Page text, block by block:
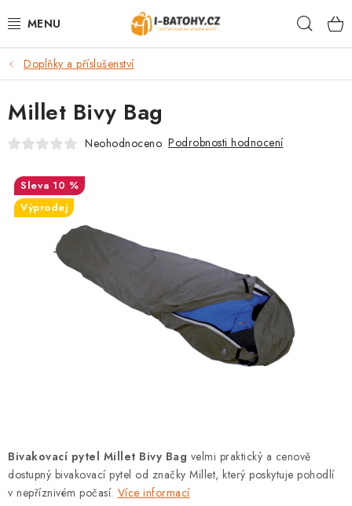
na
VÝPRODEJ %
BATOHY
TAŠKY, KABELKY
CESTOVNÍ ZAVAZADLA
LEDVINKY
PENĚŽENKY
DOPLŇKY A PŘÍSLUŠENSTVÍ
O nás
Blog
Doplňky a příslušenství
Bivakovací pytel Millet Bivy Bag velmi praktický a cenově
dostupný bivakovací pytel od značky Millet, který poskytuje pohodlí
v nepříznivém počasí. Více informací
Millet Bivy Bag
Neohodnoceno Podrobnosti hodnocení
10 %
Výprodej